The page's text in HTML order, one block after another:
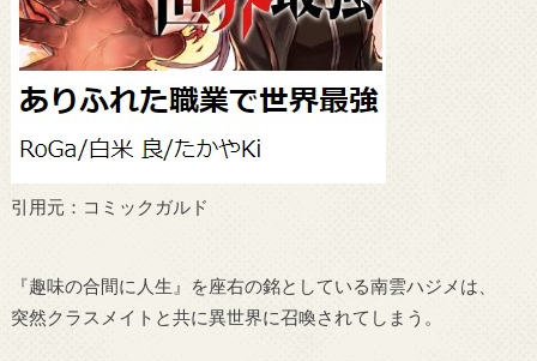
引用元：コミックガルド
『趣味の合間に人生』を座右の銘としている南雲ハジメは、
突然クラスメイトと共に異世界に召喚されてしまう。